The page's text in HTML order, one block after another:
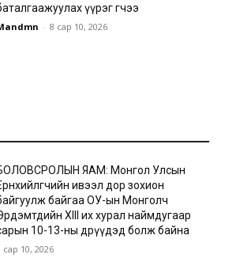
үүрэг өгчээ
- 8 сар 10, 2026
ЯАМ: Монгол Улсын
ивээл дор зохион
байгаа ОУ-ын Монголч
XIII их хурал наймдугаар
10-13-ны өдрүүдэд болж байна
сар 10, 2026